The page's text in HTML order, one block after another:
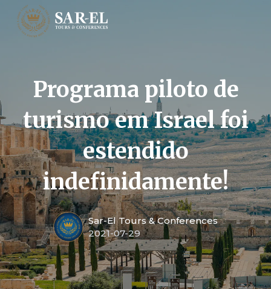
Programa piloto de
turismo em Israel foi
estendido
indefinidamente!
Sar-El Tours & Conferences
2021-07-29